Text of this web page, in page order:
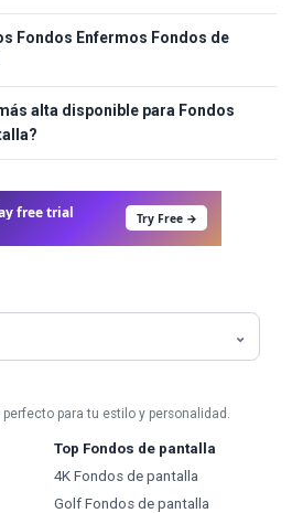
Fondos Enfermos Fondos de
alta disponible para Fondos
free trial Try Free →
para tu estilo y personalidad.
Top Fondos de pantalla
4K Fondos de pantalla
Golf Fondos de pantalla